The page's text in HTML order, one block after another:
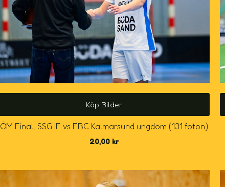
Köp Bilder
ÖM Final, SSG IF vs FBC Kalmarsund ungdom (131 foton)
20,00 kr